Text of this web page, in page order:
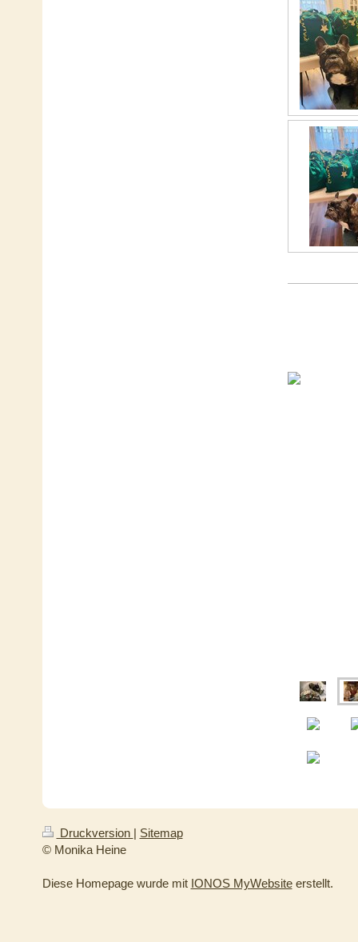
Druckversion | Sitemap
© Monika Heine
Diese Homepage wurde mit IONOS MyWebsiteerstellt.